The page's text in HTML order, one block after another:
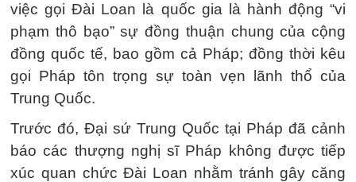
việc gọi Đài Loan là quốc gia là hành động “vi
phạm thô bạo” sự đồng thuận chung của cộng
đồng quốc tế, bao gồm cả Pháp; đồng thời kêu
gọi Pháp tôn trọng sự toàn vẹn lãnh thổ của
Trung Quốc.
Trước đó, Đại sứ Trung Quốc tại Pháp đã cảnh
báo các thượng nghị sĩ Pháp không được tiếp
xúc quan chức Đài Loan nhằm tránh gây căng